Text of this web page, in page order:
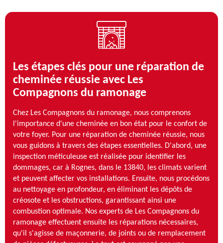
Les étapes clés pour une réparation de
cheminée réussie avec Les
Compagnons du ramonage
Chez Les Compagnons du ramonage, nous comprenons
l'importance d'une cheminée en bon état pour le confort de
votre foyer. Pour une réparation de cheminée réussie, nous
vous guidons à travers des étapes essentielles. D'abord, une
inspection méticuleuse est réalisée pour identifier les
dommages, car à Rognes, dans le 13840, les climats varient
et peuvent affecter vos installations. Ensuite, nous procédons
au nettoyage en profondeur, en éliminant les dépôts de
créosote et les obstructions, garantissant ainsi une
combustion optimale. Nos experts de Les Compagnons du
ramonage effectuent ensuite les réparations nécessaires,
qu'il s'agisse de maçonnerie, de joints ou de remplacement